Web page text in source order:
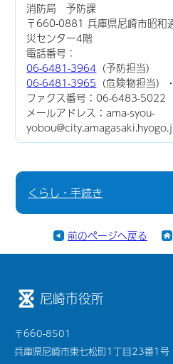
消防局 予防課
〒660-0881 兵庫県尼崎市昭和
災センター4階
電話番号：
06-6481-3964 （予防担当）
06-6481-3965 （危険物担当）
ファクス番号：06-6483-5022
メールアドレス：ama-syou-
くらし・手続き
前のページへ戻る
尼崎市役所
〒660-8501
兵庫県尼崎市東七松町1丁目23番1号